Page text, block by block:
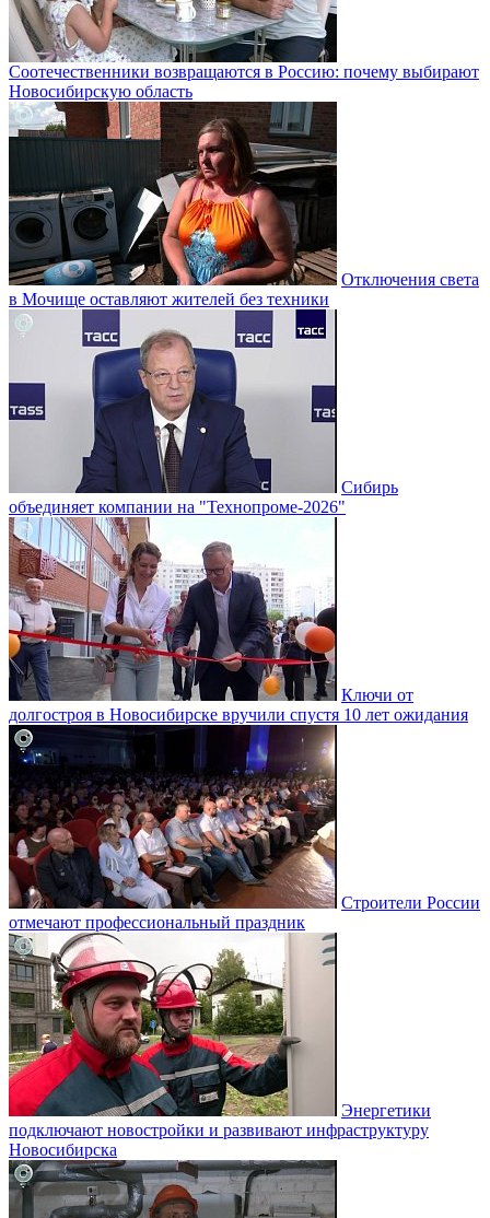
Соотечественники возвращаются в Россию: почему выбирают
Новосибирскую область
Отключения света
в Мочище оставляют жителей без техники
Сибирь
объединяет компании на "Технопроме-2026"
Ключи от
долгостроя в Новосибирске вручили спустя 10 лет ожидания
Строители России
отмечают профессиональный праздник
Энергетики
подключают новостройки и развивают инфраструктуру
Новосибирска